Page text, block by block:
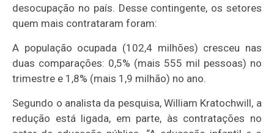
desocupação no país. Desse contingente, os setores
quem mais contrataram foram:
A população ocupada (102,4 milhões) cresceu nas
duas comparações: 0,5% (mais 555 mil pessoas) no
trimestre e 1,8% (mais 1,9 milhão) no ano.
Segundo o analista da pesquisa, William Kratochwill, a
redução está ligada, em parte, às contratações no